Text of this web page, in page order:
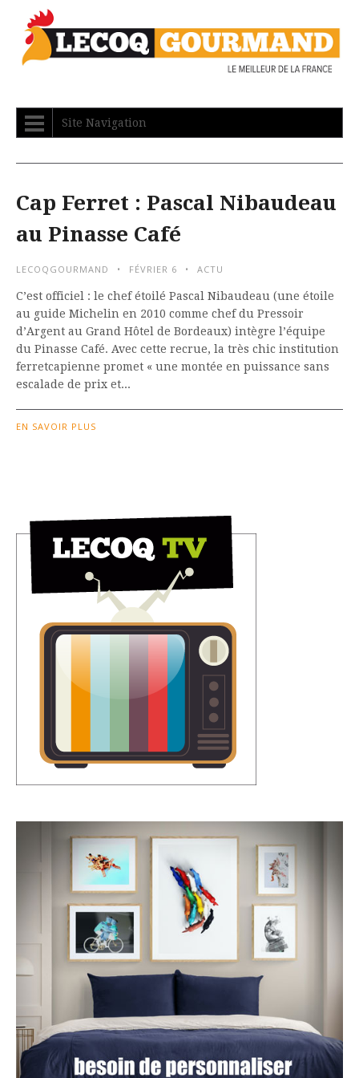
Site Navigation
Cap Ferret : Pascal Nibaudeau
au Pinasse Café
LECOQGOURMAND FÉVRIER 6 ACTU
C’est officiel : le chef étoilé Pascal Nibaudeau (une étoile
au guide Michelin en 2010 comme chef du Pressoir
d’Argent au Grand Hôtel de Bordeaux) intègre l’équipe
du Pinasse Café. Avec cette recrue, la très chic institution
ferretcapienne promet « une montée en puissance sans
escalade de prix et...
EN SAVOIR PLUS